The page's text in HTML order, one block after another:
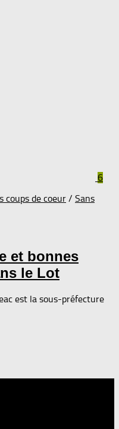
6
coups de coeur / Sans
et bonnes
le Lot
est la sous-préfecture